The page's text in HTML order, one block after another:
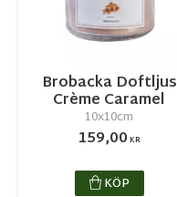
Brobacka Doftljus
Crème Caramel
10x10cm
159,00KR
KÖP